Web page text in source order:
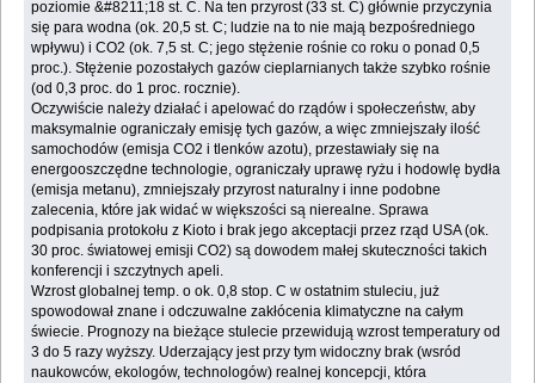
poziomie &#8211;18 st. C. Na ten przyrost (33 st. C) głównie przyczynia
się para wodna (ok. 20,5 st. C; ludzie na to nie mają bezpośredniego
wpływu) i CO2 (ok. 7,5 st. C; jego stężenie rośnie co roku o ponad 0,5
proc.). Stężenie pozostałych gazów cieplarnianych także szybko rośnie
(od 0,3 proc. do 1 proc. rocznie).
Oczywiście należy działać i apelować do rządów i społeczeństw, aby
maksymalnie ograniczały emisję tych gazów, a więc zmniejszały ilość
samochodów (emisja CO2 i tlenków azotu), przestawiały się na
energooszczędne technologie, ograniczały uprawę ryżu i hodowlę bydła
(emisja metanu), zmniejszały przyrost naturalny i inne podobne
zalecenia, które jak widać w większości są nierealne. Sprawa
podpisania protokołu z Kioto i brak jego akceptacji przez rząd USA (ok.
30 proc. światowej emisji CO2) są dowodem małej skuteczności takich
konferencji i szczytnych apeli.
Wzrost globalnej temp. o ok. 0,8 stop. C w ostatnim stuleciu, już
spowodował znane i odczuwalne zakłócenia klimatyczne na całym
świecie. Prognozy na bieżące stulecie przewidują wzrost temperatury od
3 do 5 razy wyższy. Uderzający jest przy tym widoczny brak (wsród
naukowców, ekologów, technologów) realnej koncepcji, która